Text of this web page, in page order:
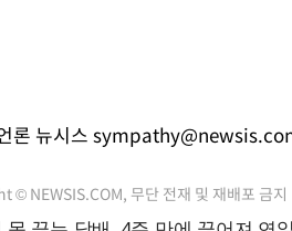
론 뉴시스
© NEWSIS.COM, 무단 전재 및 재배포 금지